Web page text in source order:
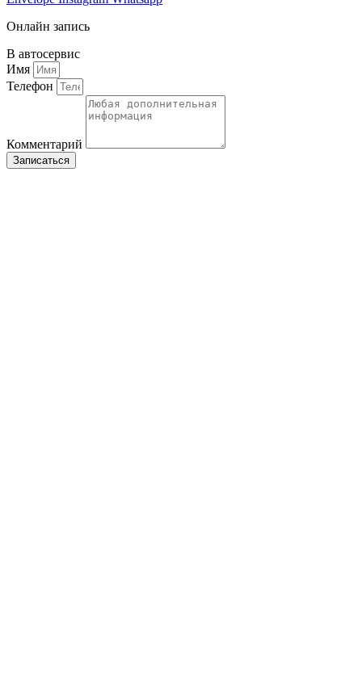
Онлайн запись
В автосервис
Имя
Телефон
Комментарий
Записаться